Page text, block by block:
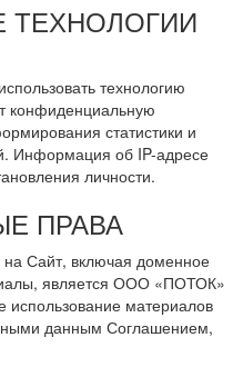
ТЕХНОЛОГИИ
технологию
конфиденциальную
статистики и
Информация об IP-адресе
личности.
ПРАВА
Сайт, включая доменное
является ООО «ПОТОК»
материалов
данным Соглашением,